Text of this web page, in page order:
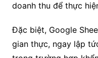
doanh thu để thực
Đặc biệt, Google
gian thực, ngay lập